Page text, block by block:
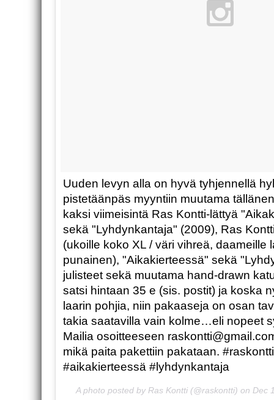
Uuden levyn alla on hyvä tyhjennellä
pistetäänpäs myyntiin muutama
kaksi viimeisintä Ras Kontti-lättyä
sekä "Lyhdynkantaja" (2009), Ras
(ukoille koko XL / väri vihreä, daameille
punainen), "Aikakierteessä" sekä
julisteet sekä muutama hand-drawn
satsi hintaan 35 e (sis. postit) ja koska
laarin pohjia, niin pakaaseja on osan
takia saatavilla vain kolme…eli nopeet
Mailia osoitteeseen
mikä paita pakettiin pakataan.
#aikakierteessä #lyhdynkantaja
A photo posted by Ras Kontti (@raskontti) on Dec